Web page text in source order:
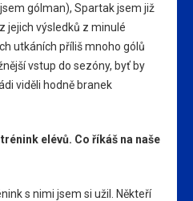
gólman), Spartak jsem již
jejich výsledků z minulé
utkáních příliš mnoho gólů
vstup do sezóny, byť by
viděli hodně branek
elévů. Co říkáš na naše
s nimi jsem si užil. Někteří